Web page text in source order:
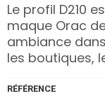
Le profil D210
maque Orac
ambiance
les boutiques,
RÉFÉRENCE